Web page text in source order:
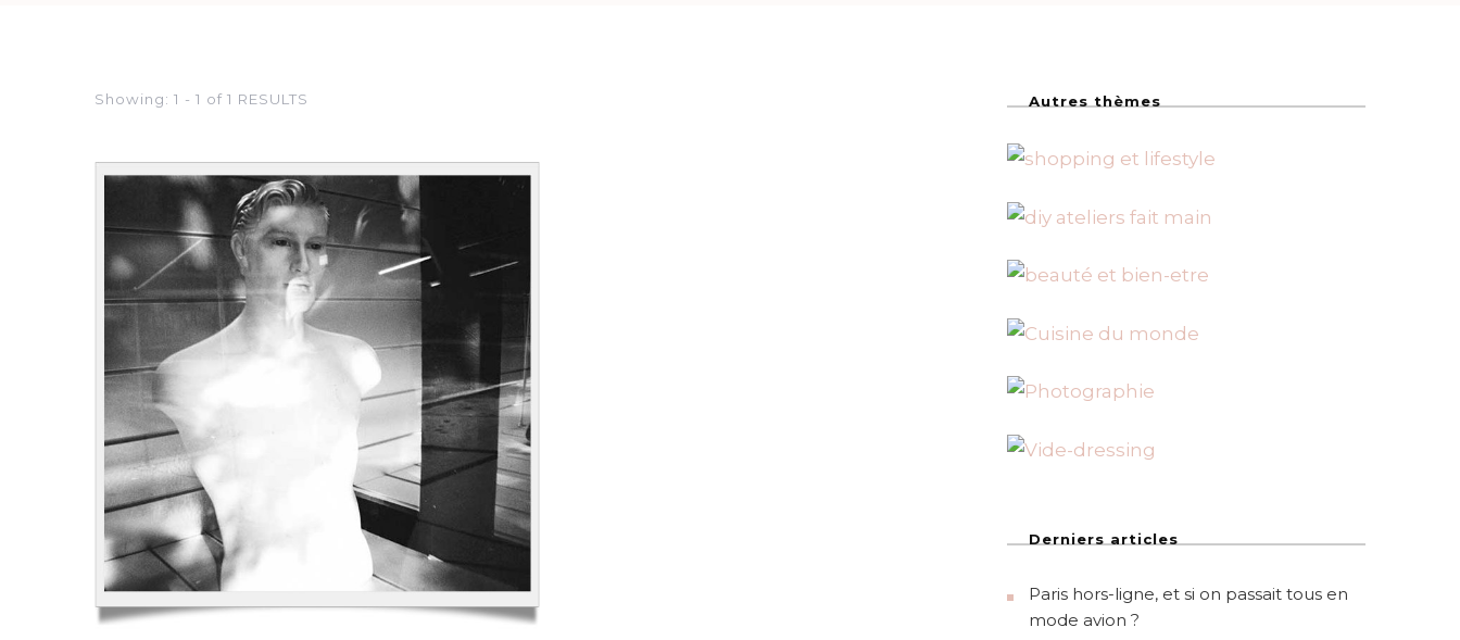
Showing: 1 - 1 of 1 RESULTS Autres thèmes
Derniers articles
Paris hors-ligne, et si on passait tous en
mode avion ?